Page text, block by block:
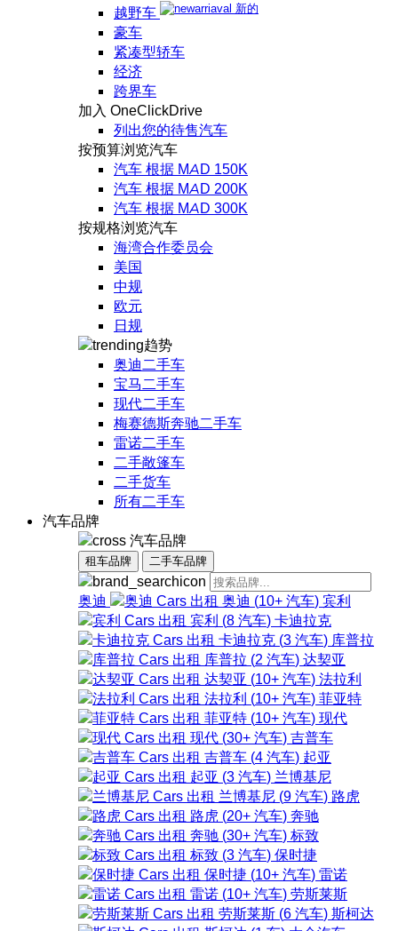
越野车
新的
豪车
紧凑型轿车
经济
跨界车
加入 OneClickDrive
列出您的待售汽车
按预算浏览汽车
汽车 根据 MAD 150K
汽车 根据 MAD 200K
汽车 根据 MAD 300K
按规格浏览汽车
海湾合作委员会
美国
中规
欧元
日规
趋势
奥迪二手车
宝马二手车
现代二手车
梅赛德斯奔驰二手车
雷诺二手车
二手敞篷车
二手货车
所有二手车
汽车品牌
汽车品牌
租车品牌 二手车品牌
奥迪 奥迪 (10+ 汽车) 宾利
宾利 (8 汽车) 卡迪拉克
卡迪拉克 (3 汽车) 库普拉
库普拉 (2 汽车) 达契亚
达契亚 (10+ 汽车) 法拉利
法拉利 (10+ 汽车) 菲亚特
菲亚特 (10+ 汽车) 现代
现代 (30+ 汽车) 吉普车
吉普车 (4 汽车) 起亚
起亚 (3 汽车) 兰博基尼
兰博基尼 (9 汽车) 路虎
路虎 (20+ 汽车) 奔驰
奔驰 (30+ 汽车) 标致
标致 (3 汽车) 保时捷
保时捷 (10+ 汽车) 雷诺
雷诺 (10+ 汽车) 劳斯莱斯
劳斯莱斯 (6 汽车) 斯柯达